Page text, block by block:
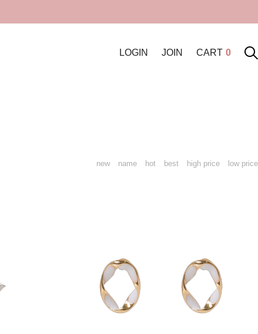
LOGIN JOIN CART 0
new name hot best high price low price